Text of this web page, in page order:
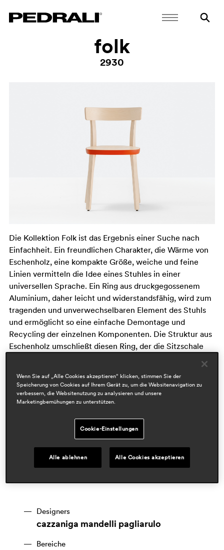
folk
2930
Die Kollektion Folk ist das Ergebnis einer Suche nach
Einfachheit. Ein freundlichen Charakter, die Wärme von
Eschenholz, eine kompakte Größe, weiche und feine
Linien vermitteln die Idee eines Stuhles in einer
universellen Sprache. Ein Ring aus druckgegossenem
Aluminium, daher leicht und widerstandsfähig, wird zum
tragenden und unverwechselbaren Element des Stuhls
und ermöglicht so eine einfache Demontage und
Recycling der einzelnen Komponenten. Die Struktur aus
Eschenholz umschließt diesen Ring, der die Sitzschale
umhüllenden Komfort.
Designers
cazzaniga mandelli pagliarulo
Bereiche
Wenn Sie auf „Alle Cookies akzeptieren“ klicken, stimmen Sie der
Speicherung von Cookies auf Ihrem Gerät zu, um die Websitenavigation zu
verbessern, die Websitenutzung zu analysieren und unsere
Marketingbemühungen zu unterstützen.
Cookie-Einstellungen
Alle ablehnen Alle Cookies akzeptieren